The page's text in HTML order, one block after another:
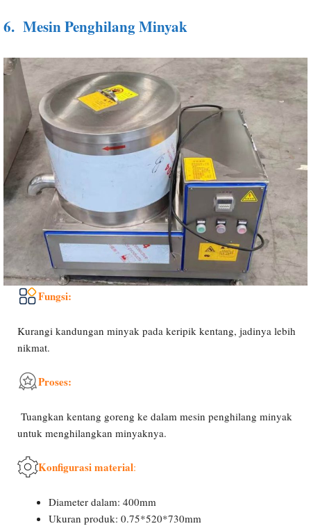
6. Mesin Penghilang Minyak
Fungsi:
Kurangi kandungan minyak pada keripik kentang, jadinya lebih
nikmat.
Proses:
Tuangkan kentang goreng ke dalam mesin penghilang minyak
untuk menghilangkan minyaknya.
Konfigurasi material:
Diameter dalam: 400mm
Ukuran produk: 0.75*520*730mm